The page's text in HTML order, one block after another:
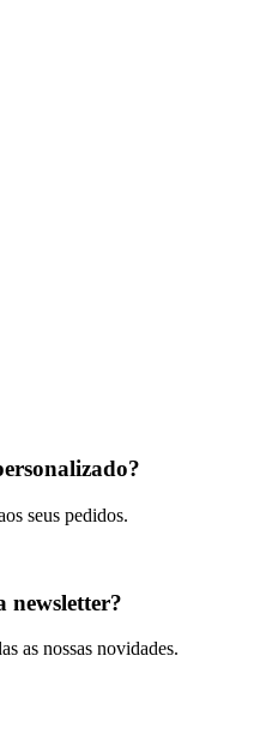
seus pedidos.
newsletter?
as nossas novidades.